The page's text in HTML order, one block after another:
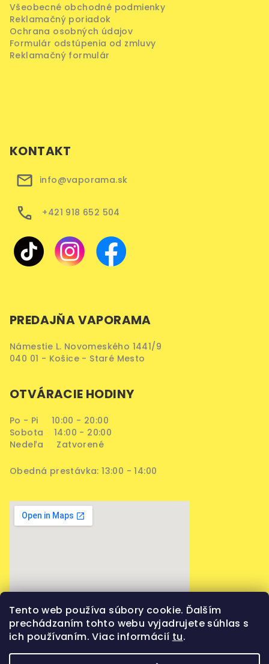
Tento web používa súbory cookie. Ďalším
prechádzaním tohto webu vyjadrujete súhlas s
ich používaním. Viac informácií tu.
Všeobecné obchodné podmienky
Reklamačný poriadok
Ochrana osobných údajov
Formulár odstúpenia od zmluvy
Reklamačný formulár
KONTAKT
info@vaporama.sk
+421 918 652 504
PREDAJŇA VAPORAMA
Námestie L. Novomeského 1441/9
040 01 - Košice - Staré Mesto
OTVÁRACIE HODINY
Po - Pi 10:00 - 20:00
Sobota 14:00 - 20:00
Nedeľa Zatvorené
Obedná prestávka: 13:00 - 14:00